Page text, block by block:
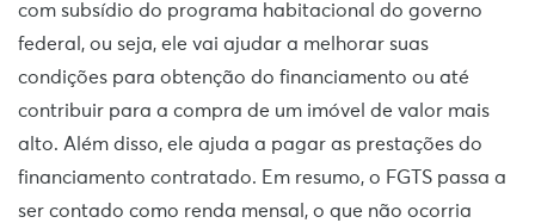
com subsídio do programa habitacional do governo
federal, ou seja, ele vai ajudar a melhorar suas
condições para obtenção do financiamento ou até
contribuir para a compra de um imóvel de valor mais
alto. Além disso, ele ajuda a pagar as prestações do
financiamento contratado. Em resumo, o FGTS passa a
ser contado como renda mensal, o que não ocorria